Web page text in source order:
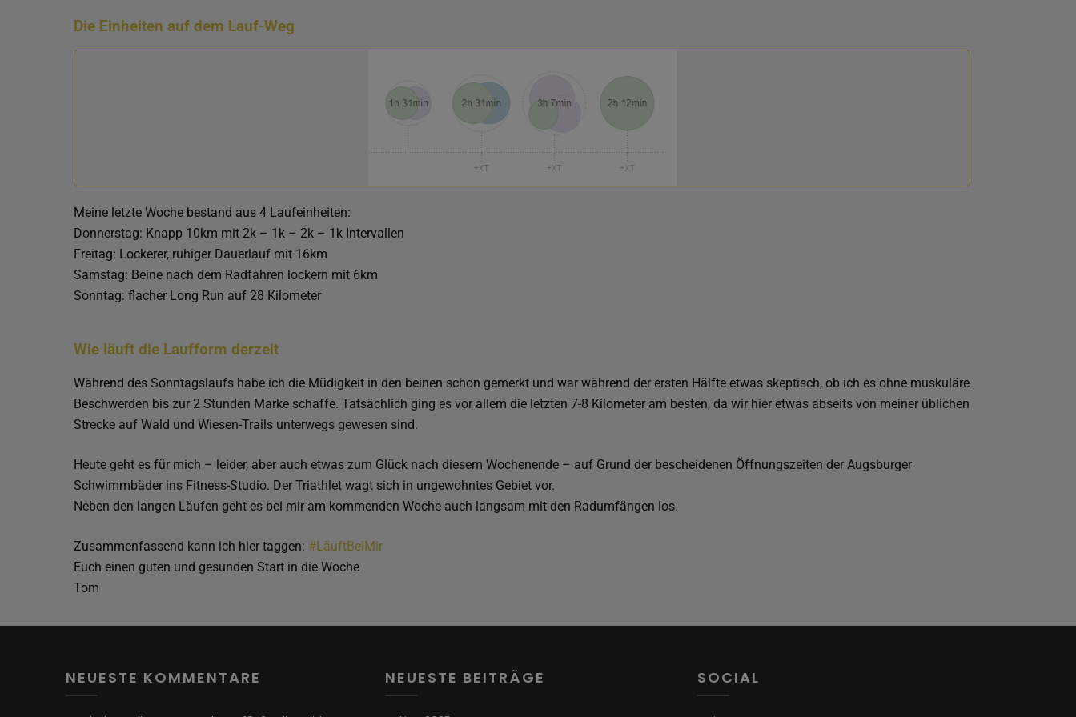
Die Einheiten auf dem Lauf-Weg
Meine letzte Woche bestand aus 4 Laufeinheiten:
Donnerstag: Knapp 10km mit 2k – 1k – 2k – 1k Intervallen
Freitag: Lockerer, ruhiger Dauerlauf mit 16km
Samstag: Beine nach dem Radfahren lockern mit 6km
Sonntag: flacher Long Run auf 28 Kilometer
Wie läuft die Laufform derzeit
Während des Sonntagslaufs habe ich die Müdigkeit in den beinen schon gemerkt und war während der ersten Hälfte etwas skeptisch, ob ich es ohne muskuläre
Beschwerden bis zur 2 Stunden Marke schaffe. Tatsächlich ging es vor allem die letzten 7-8 Kilometer am besten, da wir hier etwas abseits von meiner üblichen
Strecke auf Wald und Wiesen-Trails unterwegs gewesen sind.
Heute geht es für mich – leider, aber auch etwas zum Glück nach diesem Wochenende – auf Grund der bescheidenen Öffnungszeiten der Augsburger
Schwimmbäder ins Fitness-Studio. Der Triathlet wagt sich in ungewohntes Gebiet vor.
Neben den langen Läufen geht es bei mir am kommenden Woche auch langsam mit den Radumfängen los.
Zusammenfassend kann ich hier taggen: #LäuftBeiMir
Euch einen guten und gesunden Start in die Woche
Tom
NEUESTE KOMMENTARE NEUESTE BEITRÄGE SOCIAL